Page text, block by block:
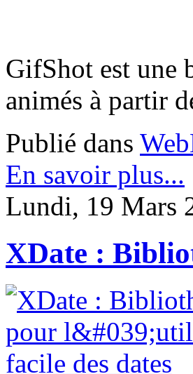
GifShot est une
animés à partir
Publié dans
En savoir plus...
Lundi, 19 Mars
XDate :